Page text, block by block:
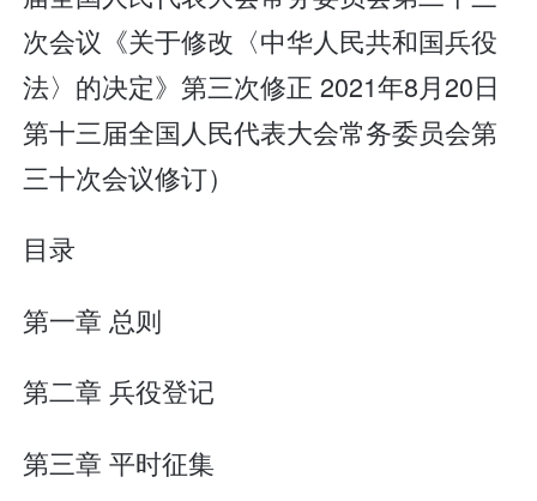
次会议《关于修改〈中华人民共和国兵役
法〉的决定》第三次修正 2021年8月20日
第十三届全国人民代表大会常务委员会第
三十次会议修订）
目录
第一章 总则
第二章 兵役登记
第三章 平时征集